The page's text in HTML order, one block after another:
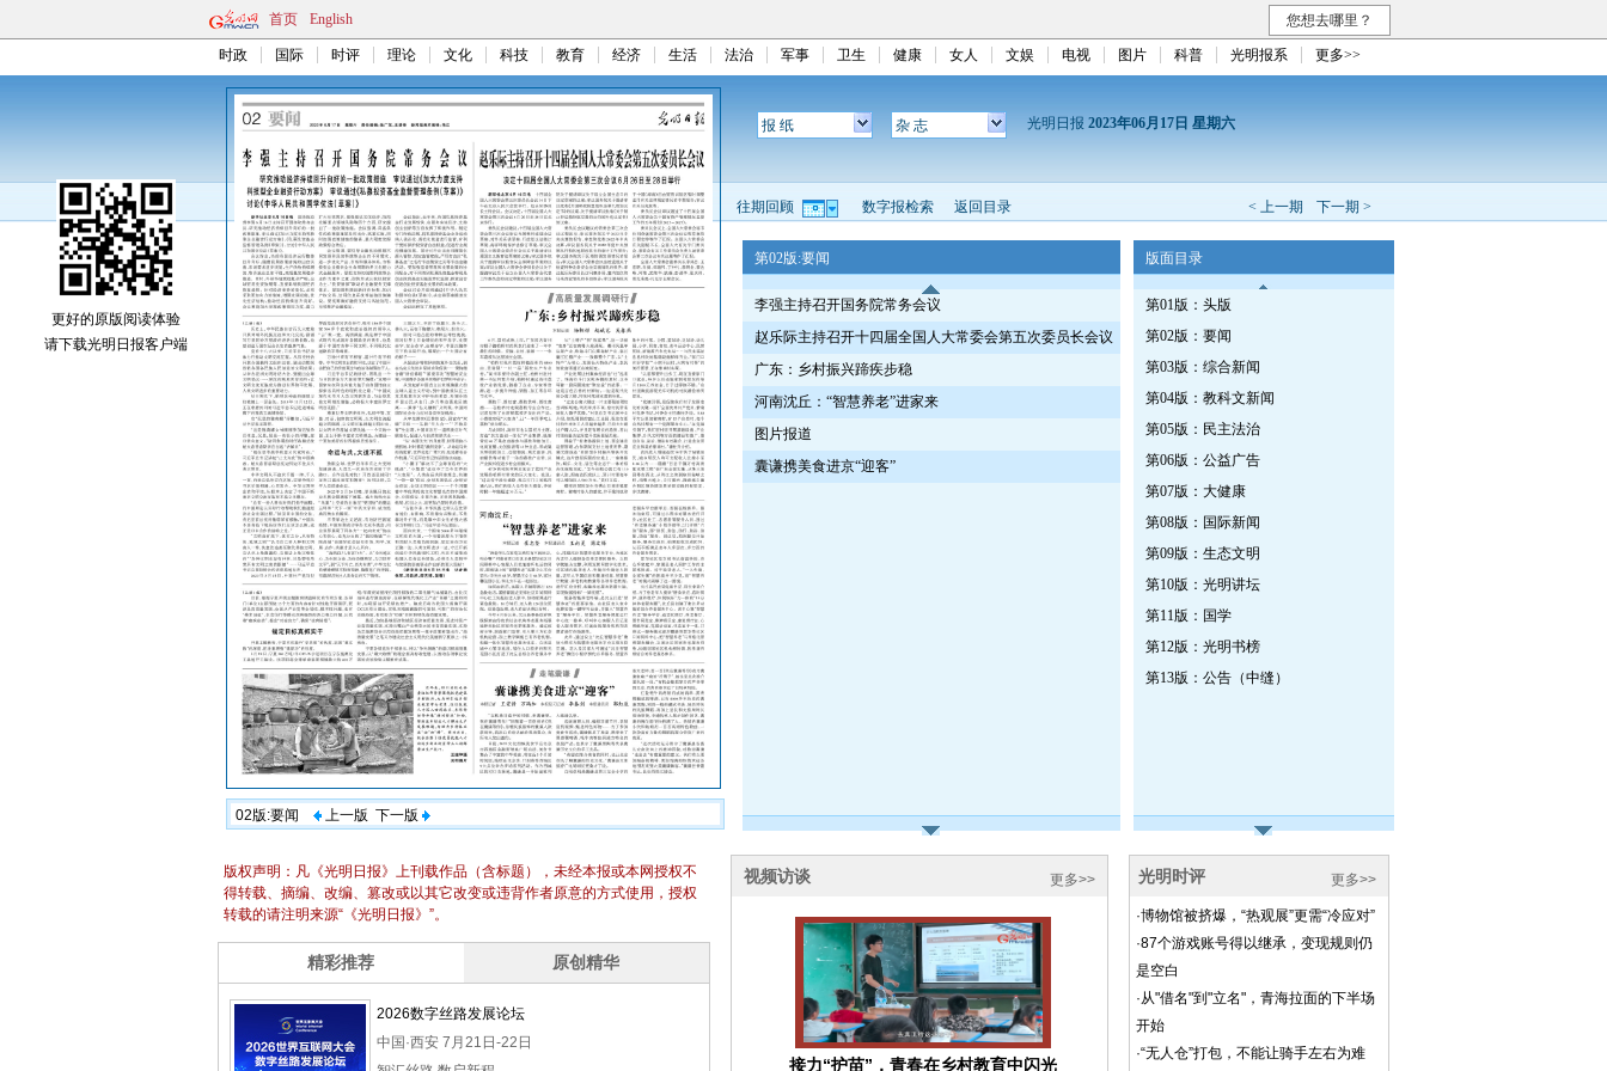
首页 English 您想去哪里？
时政 国际 时评 理论 文化 科技 教育 经济 生活 法治 军事 卫生 健康 女人 文娱 电视 图片 科普 光明报系 更多>>
02版:要闻 上一版 下一版
报 纸 杂 志 光明日报 2023年06月17日 星期六
< 上一期 下一期 >
往期回顾 数字报检索 返回目录
第02版:要闻
李强主持召开国务院常务会议
赵乐际主持召开十四届全国人大常委会第五次委员长会议
广东：乡村振兴蹄疾步稳
河南沈丘：“智慧养老”进家来
图片报道
囊谦携美食进京“迎客”
版面目录
第01版：头版
第02版：要闻
第03版：综合新闻
第04版：教科文新闻
第05版：民主法治
第06版：公益广告
第07版：大健康
第08版：国际新闻
第09版：生态文明
第10版：光明讲坛
第11版：国学
第12版：光明书榜
第13版：公告（中缝）
更好的原版阅读体验
请下载光明日报客户端